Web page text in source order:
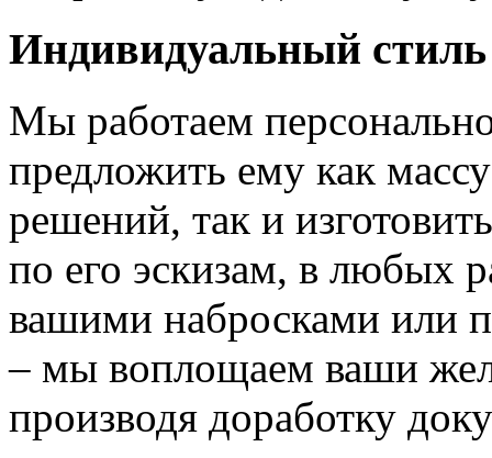
Индивидуальный стиль
Мы работаем
предложить ему как
решений, так и
по его эскизам, в любых
вашими набросками или
– мы воплощаем ваши
производя доработку